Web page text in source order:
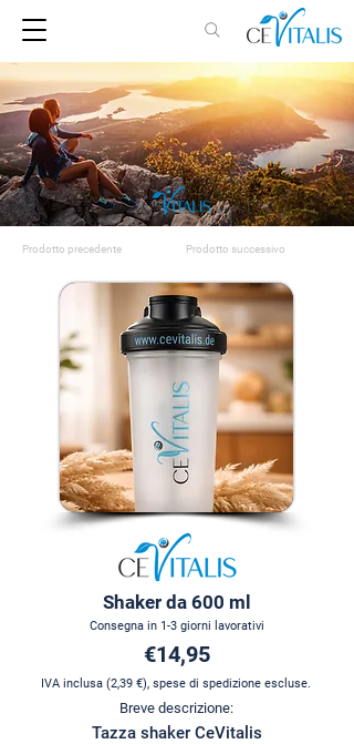
Prodotto precedente Prodotto successivo
Shaker da 600 ml
Consegna in 1-3 giorni lavorativi
€14,95
IVA inclusa (2,39 €), spese di spedizione escluse.
Breve descrizione:
Tazza shaker CeVitalis